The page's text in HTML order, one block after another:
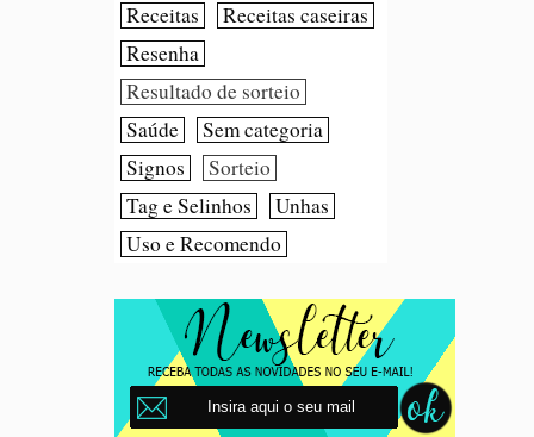
Receitas
Receitas caseiras
Resenha
Resultado de sorteio
Saúde
Sem categoria
Signos
Sorteio
Tag e Selinhos
Unhas
Uso e Recomendo